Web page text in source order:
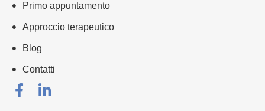
Primo appuntamento
Approccio terapeutico
Blog
Contatti